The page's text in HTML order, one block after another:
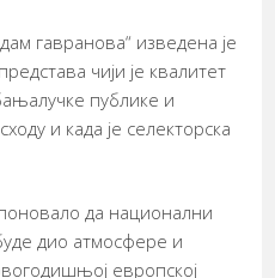
гавранова“ изведена је
чији је квалитет
публике и
и када је селекторска
да национални
дио атмосфере и
европској